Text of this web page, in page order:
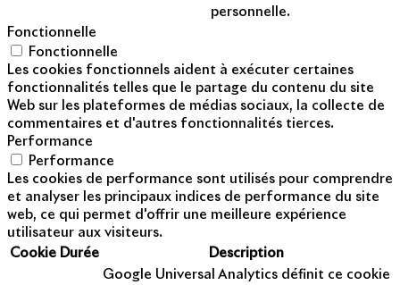
personnelle.
Fonctionnelle
Fonctionnelle
Les cookies fonctionnels aident à exécuter certaines
fonctionnalités telles que le partage du contenu du site
Web sur les plateformes de médias sociaux, la collecte de
commentaires et d'autres fonctionnalités tierces.
Performance
Performance
Les cookies de performance sont utilisés pour comprendre
et analyser les principaux indices de performance du site
web, ce qui permet d'offrir une meilleure expérience
utilisateur aux visiteurs.
Cookie Durée Description
Google Universal Analytics définit ce cookie